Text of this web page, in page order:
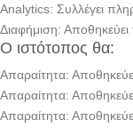
Analytics: Συλλέγει
Διαφήμιση:
Ο ιστότοπος θα:
Απαραίτητα:
Απαραίτητα:
Απαραίτητα: